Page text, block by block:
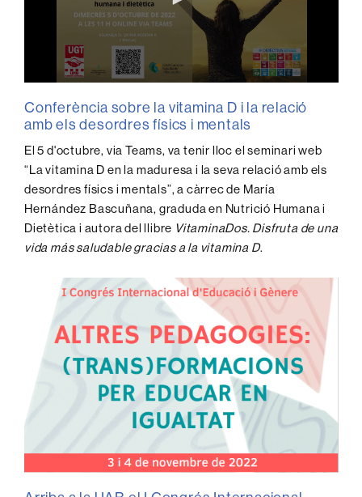
seconds
of
0
Conferència sobre la vitamina D i la relació
amb els desordres físics i mentals
El 5 d'octubre, via Teams, va tenir lloc el seminari web
“La vitamina D en la maduresa i la seva relació amb els
desordres físics i mentals”, a càrrec de María
Hernández Bascuñana, graduda en Nutrició Humana i
Dietètica i autora del llibre VitaminaDos. Disfruta de una
vida más saludable gracias a la vitamina D.